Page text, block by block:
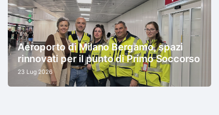
Aeroporto di Milano Bergamo, spazi
rinnovati per il punto di Primo Soccorso
23 Lug 2026